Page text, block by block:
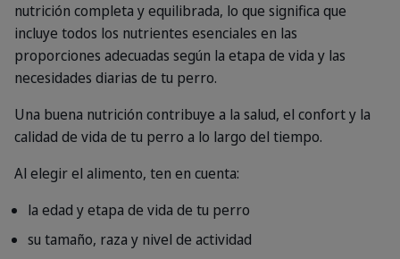
nutrición completa y equilibrada, lo que significa que
incluye todos los nutrientes esenciales en las
proporciones adecuadas según la etapa de vida y las
necesidades diarias de tu perro.
Una buena nutrición contribuye a la salud, el confort y la
calidad de vida de tu perro a lo largo del tiempo.
Al elegir el alimento, ten en cuenta:
la edad y etapa de vida de tu perro
su tamaño, raza y nivel de actividad